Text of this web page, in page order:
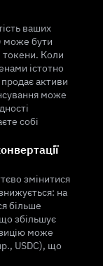
ваших
може бути
токени. Коли
істотно
активи
може
собі
змінитися
на
більше
збільшує
може
USDC), що